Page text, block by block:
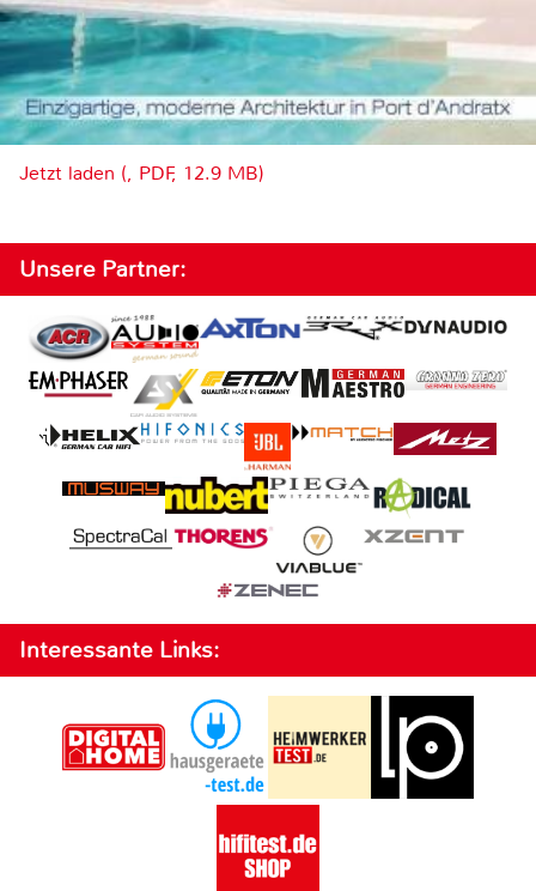
Jetzt laden (, PDF, 12.9 MB)
Unsere Partner:
Interessante Links: